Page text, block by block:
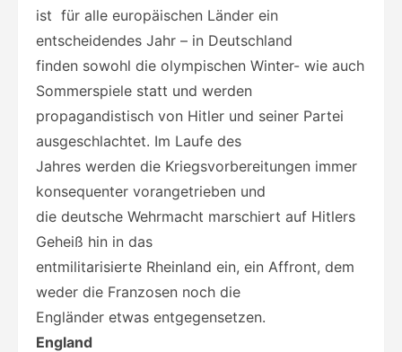
ist für alle europäischen Länder ein
entscheidendes Jahr – in Deutschland
finden sowohl die olympischen Winter- wie auch
Sommerspiele statt und werden
propagandistisch von Hitler und seiner Partei
ausgeschlachtet. Im Laufe des
Jahres werden die Kriegsvorbereitungen immer
konsequenter vorangetrieben und
die deutsche Wehrmacht marschiert auf Hitlers
Geheiß hin in das
entmilitarisierte Rheinland ein, ein Affront, dem
weder die Franzosen noch die
Engländer etwas entgegensetzen.
England